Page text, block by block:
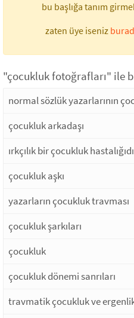
bu başlığa tanım
zaten üye iseniz
"çocukluk fotoğrafları" ile
normal sözlük yazarlarının
çocukluk arkadaşı
ırkçılık bir çocukluk
çocukluk aşkı
yazarların çocukluk travması
çocukluk şarkıları
çocukluk
çocukluk dönemi sanrıları
travmatik çocukluk ve